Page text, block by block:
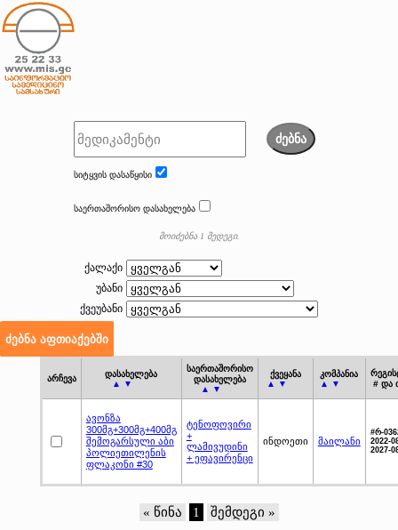
ძებნა
სიტყვის დასაწყისი
საერთაშორისო დასახელება
მოიძებნა 1 შედეგი.
ქალაქი
უბანი
ქვეუბანი
არჩევა
დასახელება
▲ ▼
საერთაშორისო
დასახელება
▲ ▼
ქვეყანა
▲ ▼
კომპანია
▲ ▼
# და
ავონზა
300მგ+300მგ+400მგ
შემოგარსული აბი
პოლიეთილენის
ფლაკონი #30
ტენოფოვირი
+
ლამივუდინი
+ ეფავირენცი
ინდოეთი მაილანი
#რ-
2022-
2027-
« წინა 1 შემდეგი »